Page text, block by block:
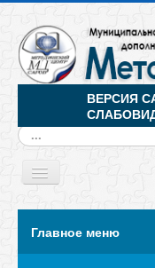
ВЕРСИЯ
Искать...
Toggle
Главное меню